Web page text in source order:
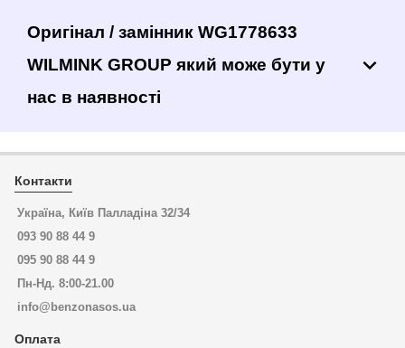
Оригінал / замінник WG1778633
WILMINK GROUP який може бути у
нас в наявності
Контакти
Україна, Київ Палладіна 32/34
093 90 88 44 9
095 90 88 44 9
Пн-Нд. 8:00-21.00
info@benzonasos.ua
Оплата